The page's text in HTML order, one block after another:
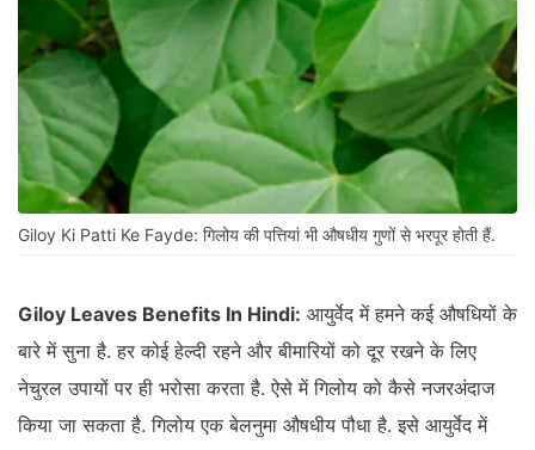
Giloy Ki Patti Ke Fayde: गिलोय की पत्तियां भी औषधीय गुणों से भरपूर होती हैं.
Giloy Leaves Benefits In Hindi: आयुर्वेद में हमने कई औषधियों के
बारे में सुना है. हर कोई हेल्दी रहने और बीमारियों को दूर रखने के लिए
नेचुरल उपायों पर ही भरोसा करता है. ऐसे में गिलोय को कैसे नजरअंदाज
किया जा सकता है. गिलोय एक बेलनुमा औषधीय पौधा है. इसे आयुर्वेद में